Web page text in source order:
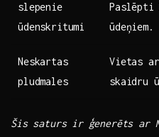
slepenie
ūdenskritumi
Paslēpti
ūdeņiem.
Neskartas
pludmales
Vietas
skaidru
Šis saturs ir⁤ ģenerēts ar